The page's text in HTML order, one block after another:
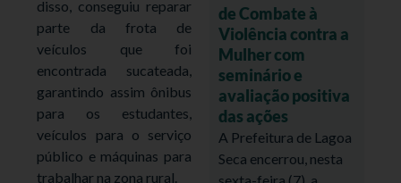
disso, conseguiu reparar
parte da frota de
veículos que foi
encontrada sucateada,
garantindo assim ônibus
para os estudantes,
veículos para o serviço
público e máquinas para
trabalhar na zona rural.
de Combate à
Violência contra a
Mulher com
seminário e
avaliação positiva
das ações
A Prefeitura de Lagoa
Seca encerrou, nesta